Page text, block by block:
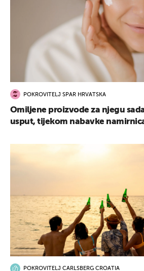
POKROVITELJ SPAR HRVATSKA
Omiljene proizvode za njegu
usput, tijekom nabavke
POKROVITELJ CARLSBERG CROATIA